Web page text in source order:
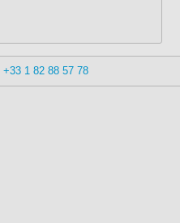
+33 1 82 88 57 78